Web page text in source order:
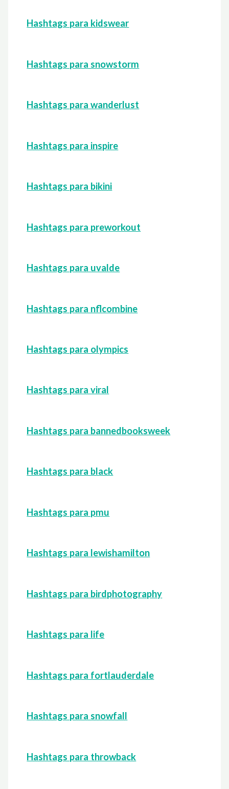
Hashtags para kidswear
Hashtags para snowstorm
Hashtags para wanderlust
Hashtags para inspire
Hashtags para bikini
Hashtags para preworkout
Hashtags para uvalde
Hashtags para nflcombine
Hashtags para olympics
Hashtags para viral
Hashtags para bannedbooksweek
Hashtags para black
Hashtags para pmu
Hashtags para lewishamilton
Hashtags para birdphotography
Hashtags para life
Hashtags para fortlauderdale
Hashtags para snowfall
Hashtags para throwback